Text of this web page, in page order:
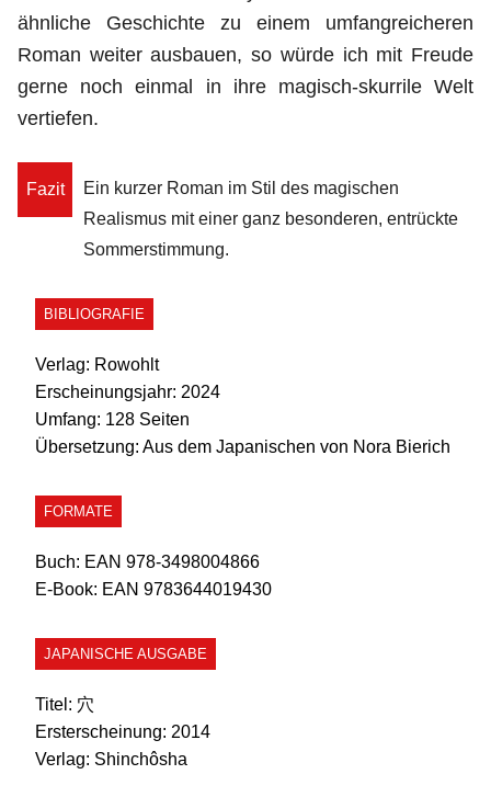
ähnliche Geschichte zu einem umfangreicheren
Roman weiter ausbauen, so würde ich mit Freude
gerne noch einmal in ihre magisch-skurrile Welt
vertiefen.
Fazit
Ein kurzer Roman im Stil des magischen
Realismus mit einer ganz besonderen, entrückte
Sommerstimmung.
BIBLIOGRAFIE
Verlag: Rowohlt
Erscheinungsjahr: 2024
Umfang: 128 Seiten
Übersetzung: Aus dem Japanischen von Nora Bierich
FORMATE
Buch: EAN 978-3498004866
E-Book: EAN 9783644019430
JAPANISCHE AUSGABE
Titel: 穴
Ersterscheinung: 2014
Verlag: Shinchôsha